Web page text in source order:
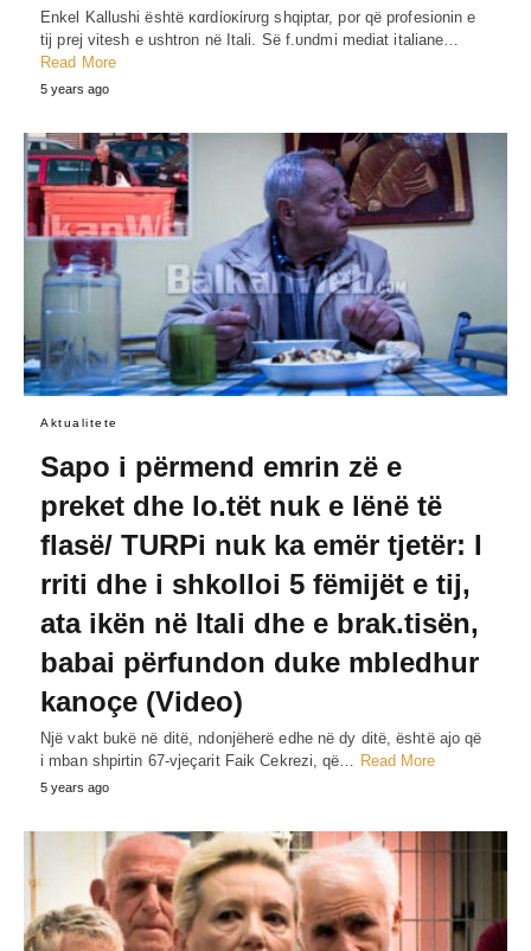
Enkel Kallushi është κɑrdίoκίrυrg shqiptar, por që profesionin e
tij prej vitesh e ushtron në Itali. Së f.υndmi mediat italiane…
Read More
5 years ago
Aktualitete
Sapo i përmend emrin zë e
preket dhe lo.tët nuk e lënë të
flasë/ TURPi nuk ka emër tjetër: I
rriti dhe i shkolloi 5 fëmijët e tij,
ata ikën në Itali dhe e brak.tisën,
babai përfundon duke mbledhur
kanoçe (Video)
Një vakt bukë në ditë, ndonjëherë edhe në dy ditë, është ajo që
i mban shpirtin 67-vjeçarit Faik Cekrezi, që… Read More
5 years ago